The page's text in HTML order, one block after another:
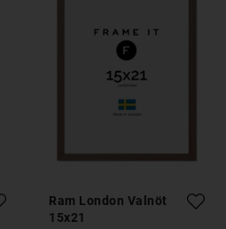
Ram London Valnöt
15x21